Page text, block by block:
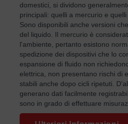
domestici, si dividono
principali: quelli a mercurio e quelli
Sono disponibili anche versioni
del liquido. Il mercurio è
l'ambiente, pertanto esistono
spedizione dei dispositivi che lo
espansione di fluido non
elettrica, non presentano rischi di
stabili anche dopo cicli ripetuti.
generano dati facilmente
sono in grado di effettuare